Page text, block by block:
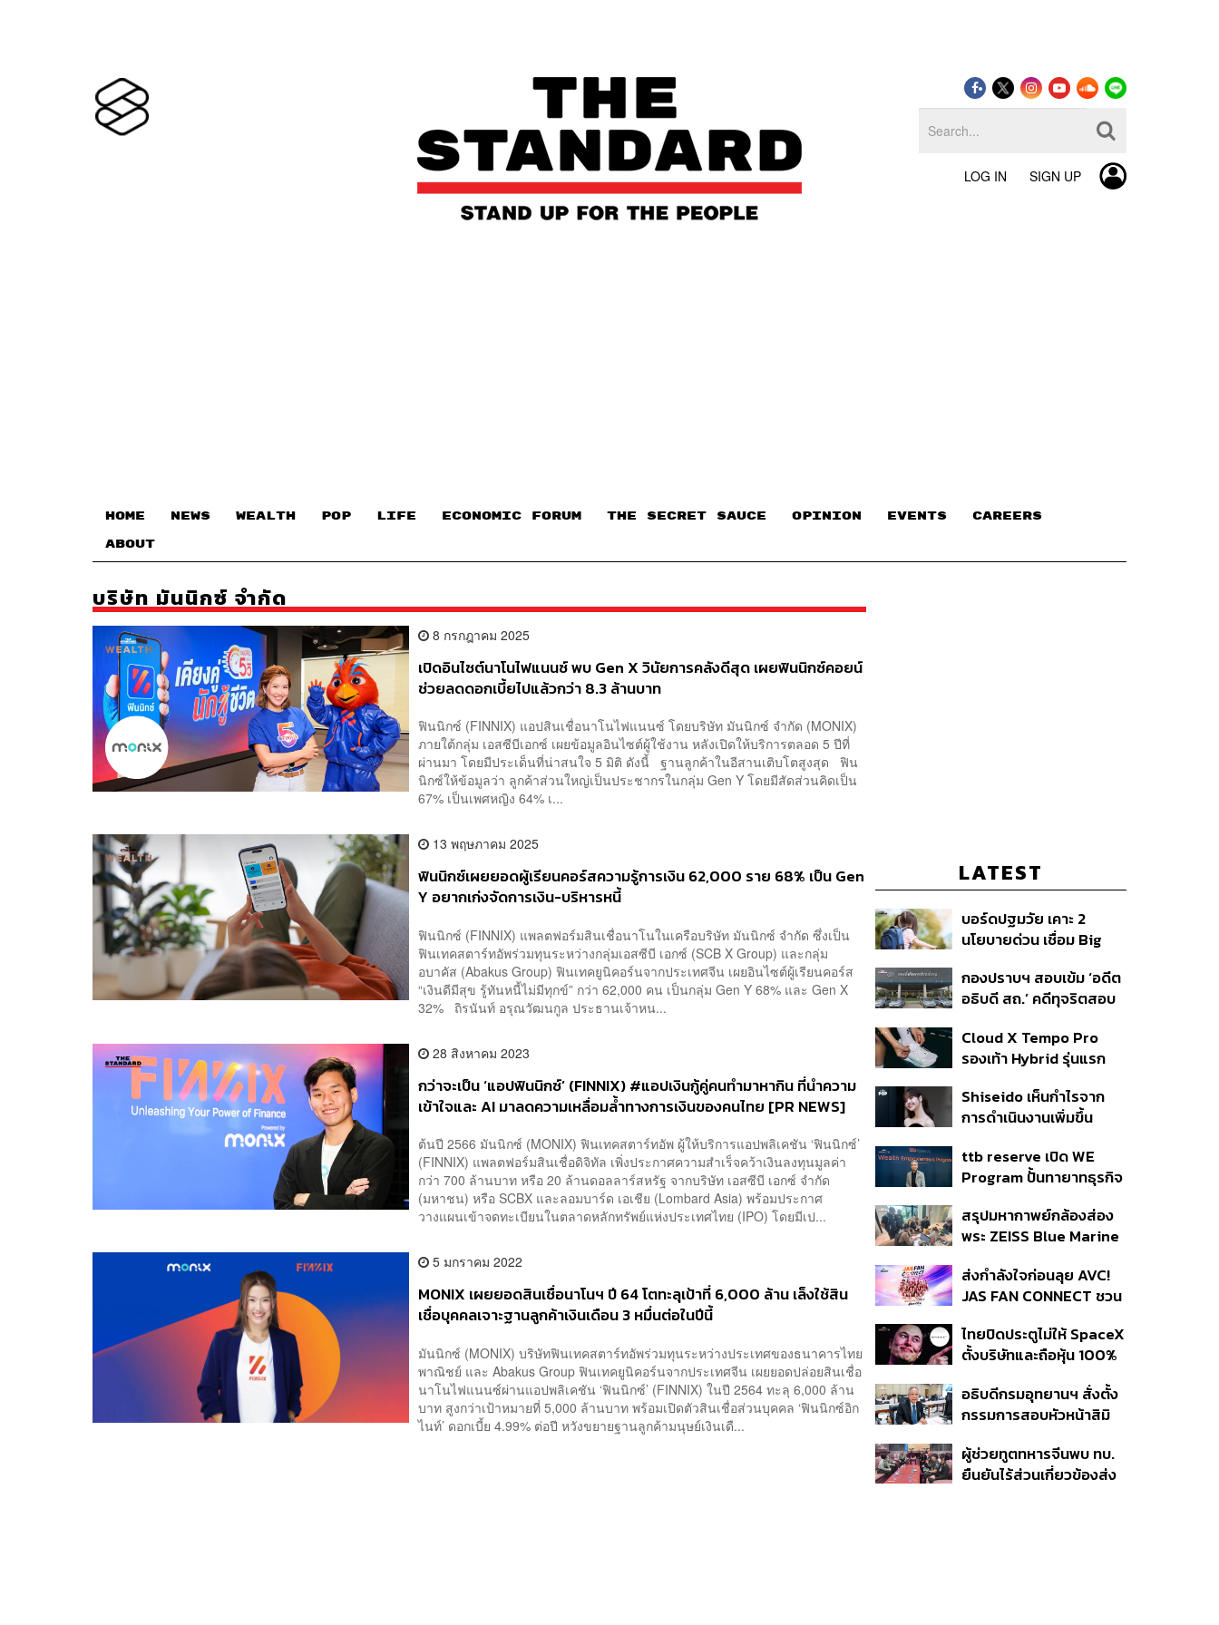
LOG IN SIGN UP
HOME NEWS WEALTH POP LIFE ECONOMIC FORUM THE SECRET SAUCE​ OPINION EVENTS CAREERS
ABOUT
บริษัท มันนิกซ์ จำกัด
8 กรกฎาคม 2025
เปิดอินไซต์นาโนไฟแนนซ์ พบ Gen X วินัยการคลังดีสุด เผยฟินนิกซ์คอยน์
ช่วยลดดอกเบี้ยไปแล้วกว่า 8.3 ล้านบาท
ฟินนิกซ์ (FINNIX) แอปสินเชื่อนาโนไฟแนนซ์ โดยบริษัท มันนิกซ์ จำกัด (MONIX)
ภายใต้กลุ่ม เอสซีบีเอกซ์ เผยข้อมูลอินไซต์ผู้ใช้งาน หลังเปิดให้บริการตลอด 5 ปีที่
ผ่านมา โดยมีประเด็นที่น่าสนใจ 5 มิติ ดังนี้ ฐานลูกค้าในอีสานเติบโตสูงสุด ฟิน
นิกซ์ให้ข้อมูลว่า ลูกค้าส่วนใหญ่เป็นประชากรในกลุ่ม Gen Y โดยมีสัดส่วนคิดเป็น
67% เป็นเพศหญิง 64% เ...
13 พฤษภาคม 2025
ฟินนิกซ์เผยยอดผู้เรียนคอร์สความรู้การเงิน 62,000 ราย 68% เป็น Gen
Y อยากเก่งจัดการเงิน-บริหารหนี้
ฟินนิกซ์ (FINNIX) แพลตฟอร์มสินเชื่อนาโนในเครือบริษัท มันนิกซ์ จำกัด ซึ่งเป็น
ฟินเทคสตาร์ทอัพร่วมทุนระหว่างกลุ่มเอสซีบี เอกซ์ (SCB X Group) และกลุ่ม
อบาคัส (Abakus Group) ฟินเทคยูนิคอร์นจากประเทศจีน เผยอินไซต์ผู้เรียนคอร์ส
“เงินดีมีสุข รู้ทันหนี้ไม่มีทุกข์” กว่า 62,000 คน เป็นกลุ่ม Gen Y 68% และ Gen X
32% ถิรนันท์ อรุณวัฒนกูล ประธานเจ้าหน...
28 สิงหาคม 2023
กว่าจะเป็น ‘แอปฟินนิกซ์’ (FINNIX) #แอปเงินกู้คู่คนทำมาหากิน ที่นำความ
เข้าใจและ AI มาลดความเหลื่อมล้ำทางการเงินของคนไทย [PR NEWS]
ต้นปี 2566 มันนิกซ์ (MONIX) ฟินเทคสตาร์ทอัพ ผู้ให้บริการแอปพลิเคชัน ‘ฟินนิกซ์’
(FINNIX) แพลตฟอร์มสินเชื่อดิจิทัล เพิ่งประกาศความสำเร็จคว้าเงินลงทุนมูลค่า
กว่า 700 ล้านบาท หรือ 20 ล้านดอลลาร์สหรัฐ จากบริษัท เอสซีบี เอกซ์ จำกัด
(มหาชน) หรือ SCBX และลอมบาร์ด เอเชีย (Lombard Asia) พร้อมประกาศ
วางแผนเข้าจดทะเบียนในตลาดหลักทรัพย์แห่งประเทศไทย (IPO) โดยมีเป...
5 มกราคม 2022
MONIX เผยยอดสินเชื่อนาโนฯ ปี 64 โตทะลุเป้าที่ 6,000 ล้าน เล็งใช้สิน
เชื่อบุคคลเจาะฐานลูกค้าเงินเดือน 3 หมื่นต่อในปีนี้
มันนิกซ์ (MONIX) บริษัทฟินเทคสตาร์ทอัพร่วมทุนระหว่างประเทศของธนาคารไทย
พาณิชย์ และ Abakus Group ฟินเทคยูนิคอร์นจากประเทศจีน เผยยอดปล่อยสินเชื่อ
นาโนไฟแนนซ์ผ่านแอปพลิเคชัน ‘ฟินนิกซ์’ (FINNIX) ในปี 2564 ทะลุ 6,000 ล้าน
บาท สูงกว่าเป้าหมายที่ 5,000 ล้านบาท พร้อมเปิดตัวสินเชื่อส่วนบุคคล ‘ฟินนิกซ์อิก
ไนท์’ ดอกเบี้ย 4.99% ต่อปี หวังขยายฐานลูกค้ามนุษย์เงินเดื...
LATEST
บอร์ดปฐมวัย เคาะ 2
นโยบายด่วน เชื่อม Big
เด็กตกหล่น-ห้ามสอบ
แข่งขันเด็กเล็ก เน้นเรียนรู้
กองปราบฯ สอบเข้ม ‘อดีต
อธิบดี สถ.’ คดีทุจริตสอบ
จ่อชง ป.ป.ช. 12 ส.ค. นี้
Cloud X Tempo Pro
รองเท้า Hybrid รุ่นแรก
Shiseido เห็นกำไรจาก
การดำเนินงานเพิ่มขึ้น
ปี 2026
ttb reserve เปิด WE
Program ปั้นทายาทธุรกิจ
ตั้งเป้าขยายฐานลูกค้าแตะ
11,000 ราย ดัน AUM
ปีข้างหน้า
สรุปมหากาพย์กล้องส่อง
พระ ZEISS Blue Marine
สู่ข้อพิพาท ‘มาเวลล์ฯ’
ฟ้อง ‘โทน บางแค’ ผิดนัด
ส่งกำลังใจก่อนลุย AVC!
JAS FAN CONNECT ชวน
สาวทีมชาติไทย 15 ส.ค.นี้
ไทยปิดประตูไม่ให้ SpaceX
ตั้งบริษัทและถือหุ้น 100%
ต่ำเป็นเรื่องอธิปไตย ไม่
ยอมแลกในโต๊ะเจรจาการ
อธิบดีกรมอุทยานฯ สั่งตั้ง
กรรมการสอบหัวหน้าสิมิ
แรม ทั้งที่ประกาศห้ามค้าง
คืนตั้งแต่ปี 61
ผู้ช่วยทูตทหารจีนพบ ทบ.
ยืนยันไร้ส่วนเกี่ยวข้องส่ง